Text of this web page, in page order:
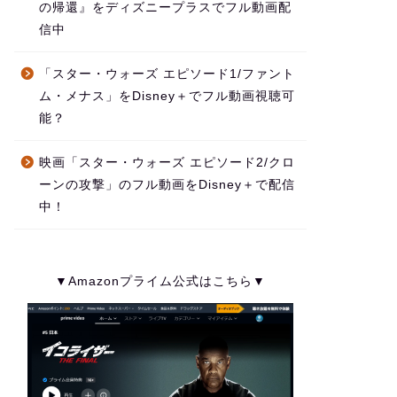
の帰還』をディズニープラスでフル動画配
信中
「スター・ウォーズ エピソード1/ファント
ム・メナス」をDisney＋でフル動画視聴可
能？
映画「スター・ウォーズ エピソード2/クロ
ーンの攻撃」のフル動画をDisney＋で配信
中！
▼Amazonプライム公式はこちら▼